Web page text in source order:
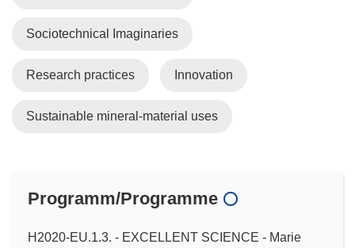
Sociotechnical Imaginaries
Research practices Innovation
Sustainable mineral-material uses
Programm/Programme
H2020-EU.1.3. - EXCELLENT SCIENCE - Marie